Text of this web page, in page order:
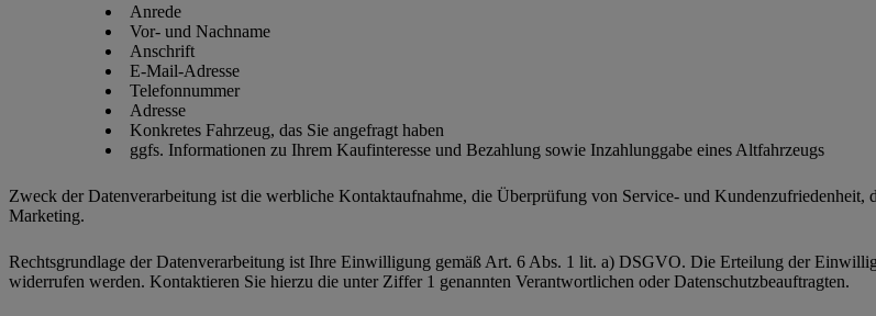
Anrede
Vor- und Nachname
Anschrift
E-Mail-Adresse
Telefonnummer
Adresse
Konkretes Fahrzeug, das Sie angefragt haben
ggfs. Informationen zu Ihrem Kaufinteresse und Bezahlung sowie Inzahlunggabe eines Altfahrzeugs
Zweck der Datenverarbeitung ist die werbliche Kontaktaufnahme, die Überprüfung von Service- und
Marketing.
Rechtsgrundlage der Datenverarbeitung ist Ihre Einwilligung gemäß Art. 6 Abs. 1 lit. a) DSGVO. Die Erteilung der
widerrufen werden. Kontaktieren Sie hierzu die unter Ziffer 1 genannten Verantwortlichen oder Datenschutzbeauftragten.